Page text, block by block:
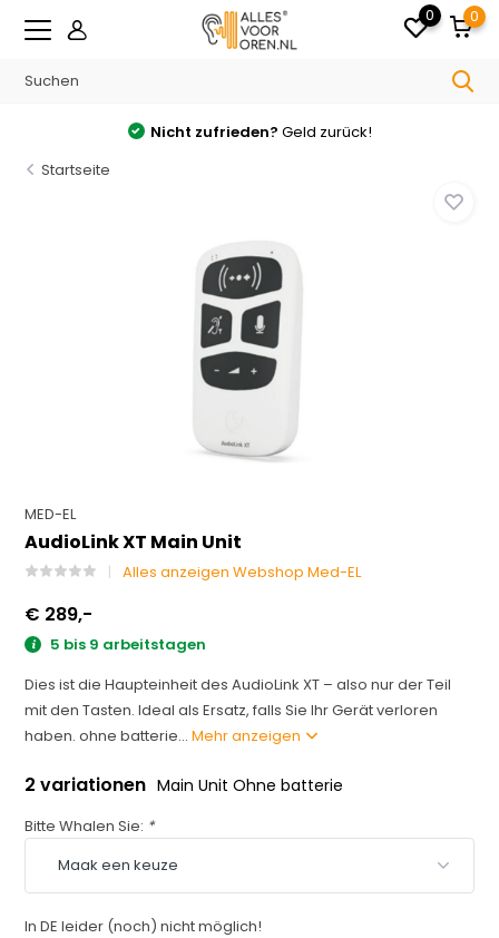
0 0
Nicht zufrieden? Geld zurück!
Startseite
MED-EL
AudioLink XT Main Unit
Alles anzeigen Webshop Med-EL
€ 289,-
5 bis 9 arbeitstagen
Dies ist die Haupteinheit des AudioLink XT – also nur der Teil
mit den Tasten. Ideal als Ersatz, falls Sie Ihr Gerät verloren
haben. ohne batterie...Mehr anzeigen
2 variationen Main Unit Ohne batterie
Bitte Whalen Sie: *
In DE leider (noch) nicht möglich!